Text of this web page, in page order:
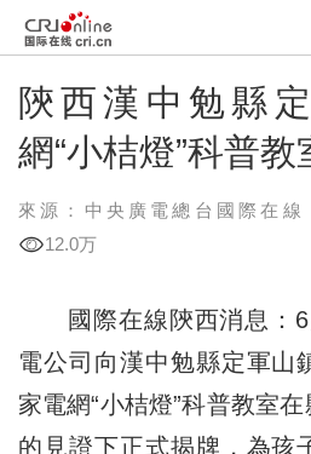
陝西漢中勉縣
網“小桔燈”科普教
來源：中央廣電總台國際在線
12.0万
國際在線陝西消息：6
電公司向漢中勉縣定軍山
家電網“小桔燈”科普教室
的見證下正式揭牌，為孩